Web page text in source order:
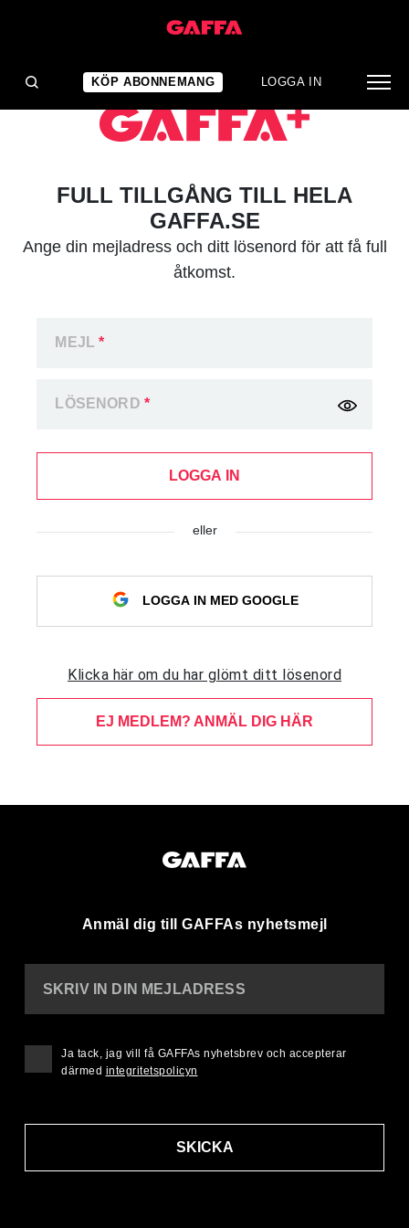
KÖP ABONNEMANG LOGGA IN
FULL TILLGÅNG TILL HELA
GAFFA.SE
Ange din mejladress och ditt lösenord för att få full
åtkomst.
MEJL*
LÖSENORD *
LOGGA IN
eller
LOGGA IN MED GOOGLE
Klicka här om du har glömt ditt lösenord
EJ MEDLEM? ANMÄL DIG HÄR
Anmäl dig till GAFFAs nyhetsmejl
SKRIV IN DIN MEJLADRESS
SKICKA
Ja tack, jag vill få GAFFAs nyhetsbrev och accepterar
därmed integritetspolicyn